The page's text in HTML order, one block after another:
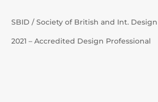
SBID / Society of British and Int. Design
2021 – Accredited Design Professional